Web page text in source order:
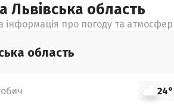
Львівська область
інформація про погоду та
область
24°